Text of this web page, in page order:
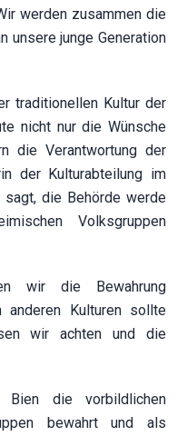
werden zusammen die
unsere junge Generation
traditionellen Kultur der
nicht nur die Wünsche
die Verantwortung der
der Kulturabteilung im
sagt, die Behörde werde
Volksgruppen
wir die Bewahrung
anderen Kulturen sollte
wir achten und die
die vorbildlichen
bewahrt und als